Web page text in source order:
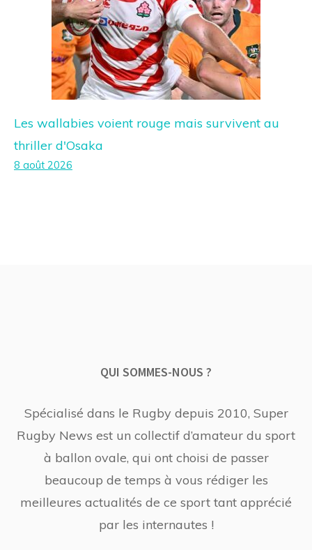
Les wallabies voient rouge mais survivent au
thriller d'Osaka
8 août 2026
QUI SOMMES-NOUS ?
Spécialisé dans le Rugby depuis 2010, Super
Rugby News est un collectif d’amateur du sport
à ballon ovale, qui ont choisi de passer
beaucoup de temps à vous rédiger les
meilleures actualités de ce sport tant apprécié
par les internautes !